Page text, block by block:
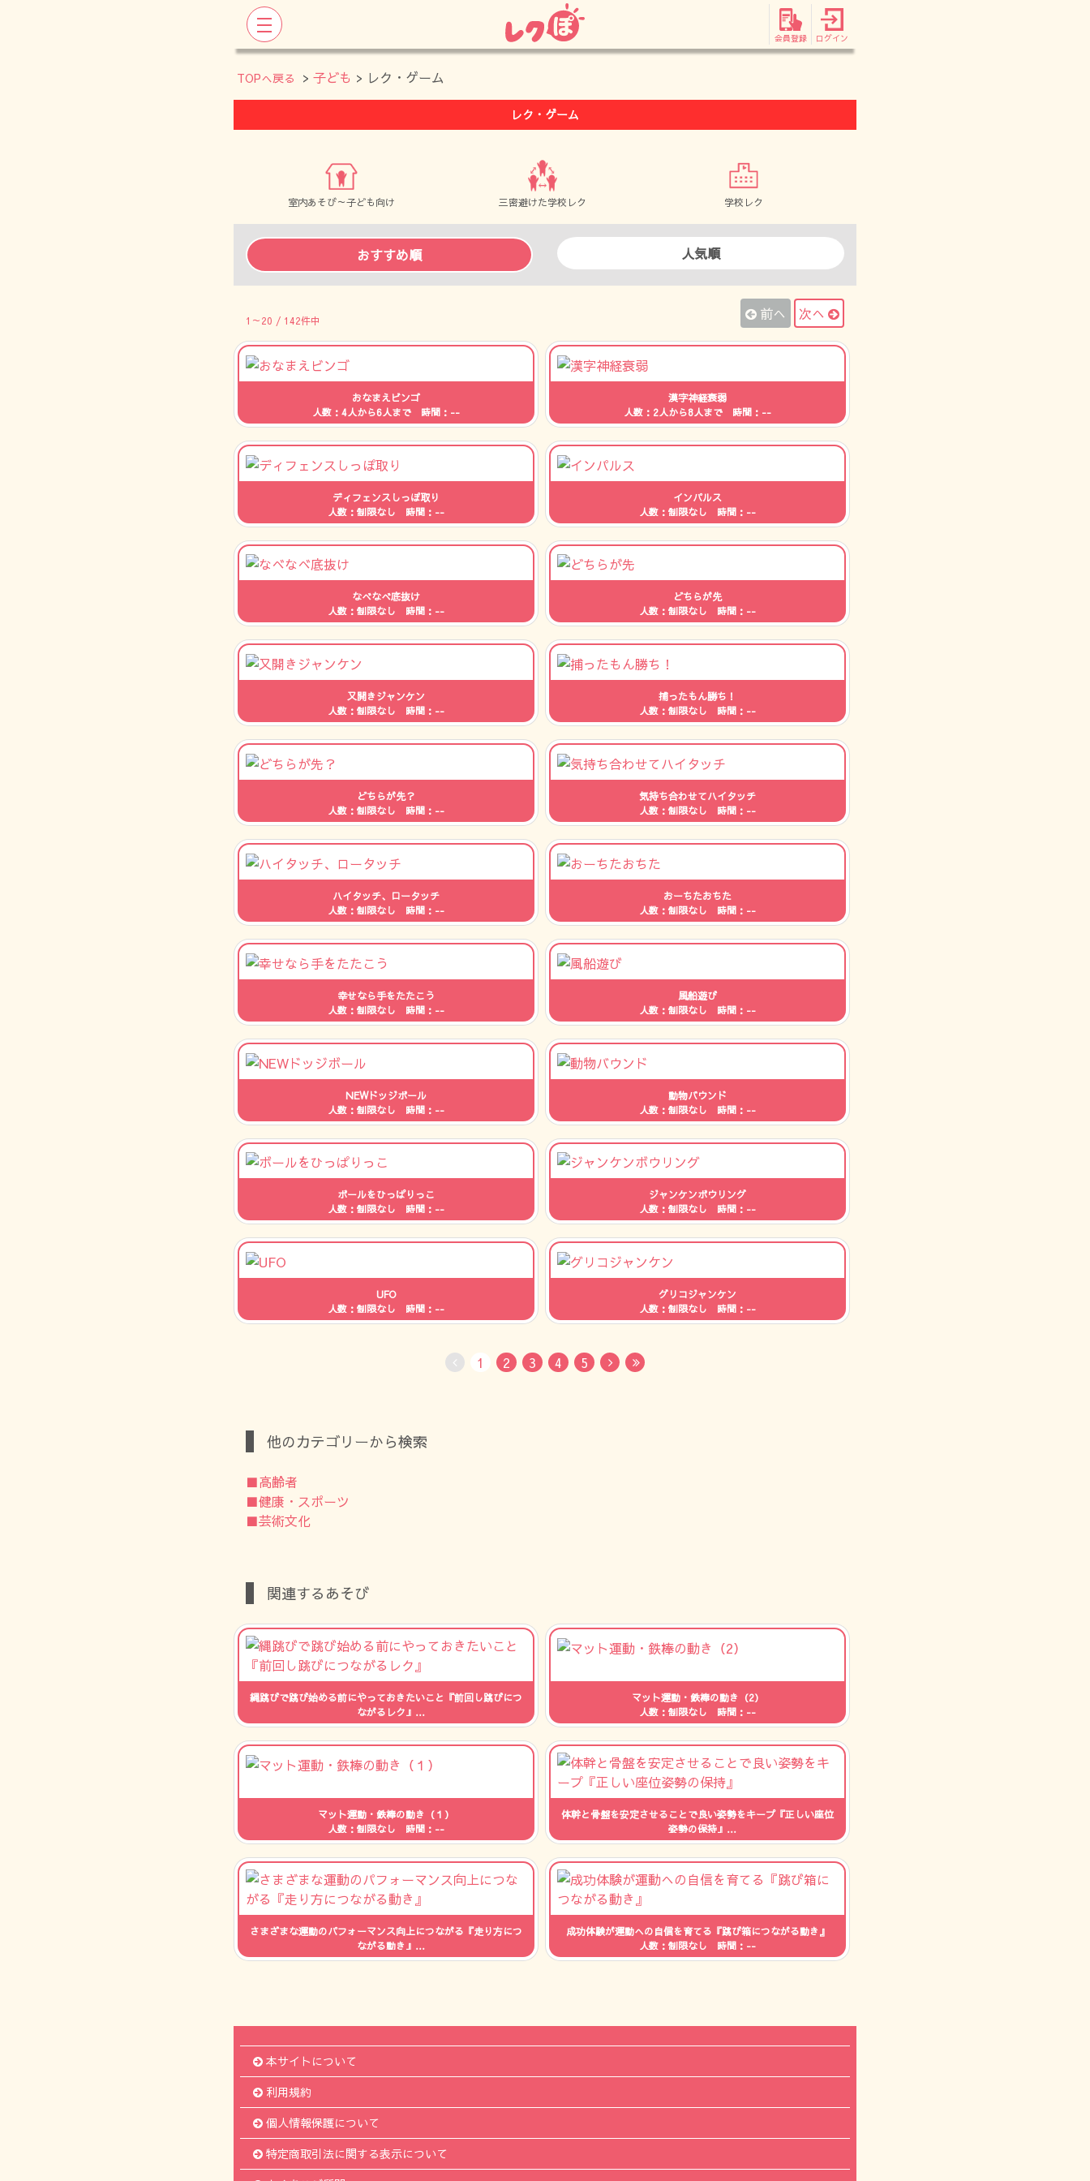
会員登録 ログイン
TOPへ戻る > 子ども > レク・ゲーム
レク・ゲーム
室内あそび～子ども向け 三密避けた学校レク 学校レク
おすすめ順 人気順
1～20 / 142件中 前へ 次へ
おなまえビンゴ
人数：4人から6人まで 時間：--
漢字神経衰弱
人数：2人から8人まで 時間：--
ディフェンスしっぽ取り
人数：制限なし 時間：--
インパルス
人数：制限なし 時間：--
なべなべ底抜け
人数：制限なし 時間：--
どちらが先
人数：制限なし 時間：--
又開きジャンケン
人数：制限なし 時間：--
捕ったもん勝ち！
人数：制限なし 時間：--
どちらが先？
人数：制限なし 時間：--
気持ち合わせてハイタッチ
人数：制限なし 時間：--
ハイタッチ、ロータッチ
人数：制限なし 時間：--
おーちたおちた
人数：制限なし 時間：--
幸せなら手をたたこう
人数：制限なし 時間：--
風船遊び
人数：制限なし 時間：--
NEWドッジボール
人数：制限なし 時間：--
動物バウンド
人数：制限なし 時間：--
ボールをひっぱりっこ
人数：制限なし 時間：--
ジャンケンボウリング
人数：制限なし 時間：--
UFO
人数：制限なし 時間：--
グリコジャンケン
人数：制限なし 時間：--
No Previous
1 2 3 4 5 NextLast
他のカテゴリーから検索
■高齢者
■健康・スポーツ
■芸術文化
関連するあそび
縄跳びで跳び始める前にやっておきたいこと『前回し跳びにつ
ながるレク』
人数：制限なし 時間：--
マット運動・鉄棒の動き（2）
人数：制限なし 時間：--
マット運動・鉄棒の動き（１）
人数：制限なし 時間：--
体幹と骨盤を安定させることで良い姿勢をキープ『正しい座位
姿勢の保持』
人数：制限なし 時間：--
さまざまな運動のパフォーマンス向上につながる『走り方につ
ながる動き』
人数：制限なし 時間：--
成功体験が運動への自信を育てる『跳び箱につながる動き』
人数：制限なし 時間：--
本サイトについて
利用規約
個人情報保護について
特定商取引法に関する表示について